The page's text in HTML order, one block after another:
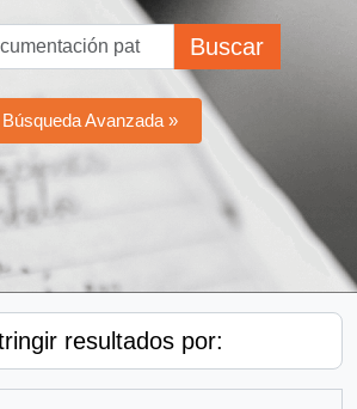
Buscar
Búsqueda Avanzada »
resultados por: